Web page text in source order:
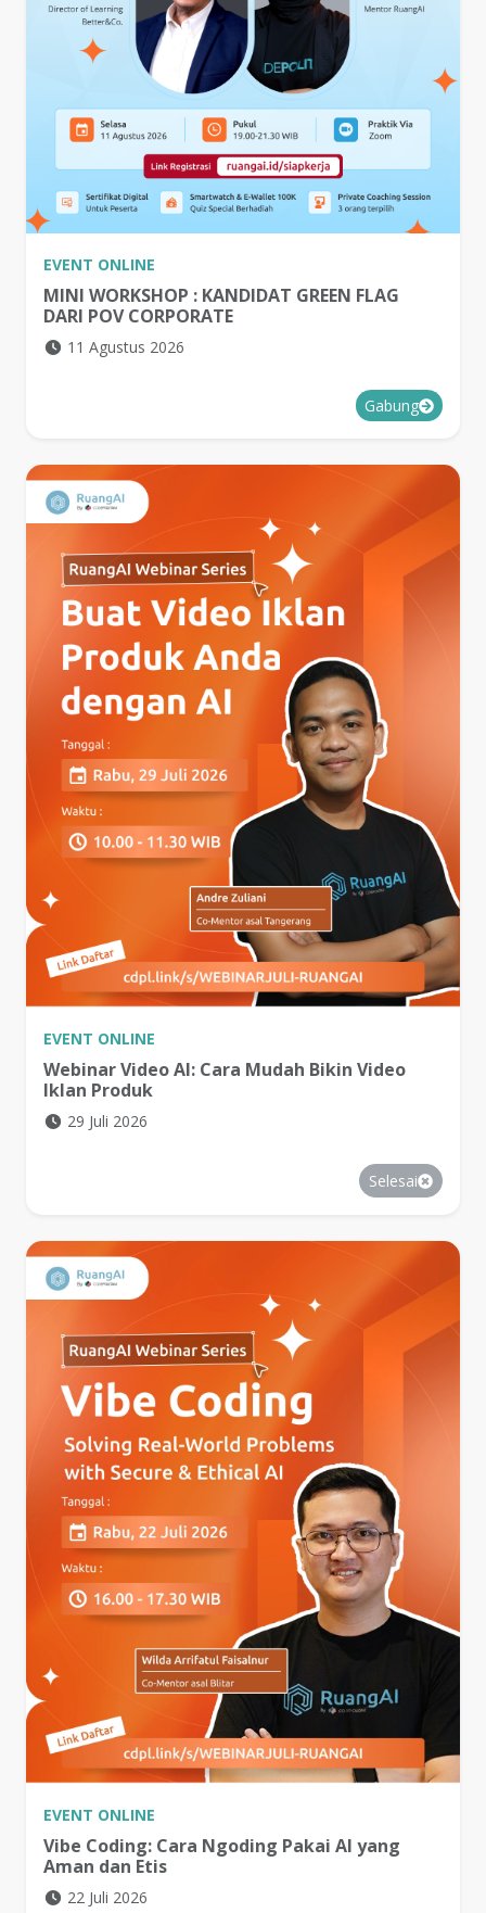
EVENT ONLINE
MINI WORKSHOP : KANDIDAT GREEN FLAG
DARI POV CORPORATE
11 Agustus 2026
Gabung
EVENT ONLINE
Webinar Video AI: Cara Mudah Bikin Video
Iklan Produk
29 Juli 2026
Selesai
EVENT ONLINE
Vibe Coding: Cara Ngoding Pakai AI yang
Aman dan Etis
22 Juli 2026